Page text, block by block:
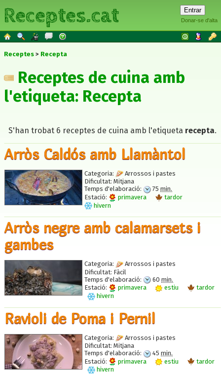
Donar-se d'alta
Receptes.cat
Receptes Recepta
Receptes de cuina amb
l'etiqueta: Recepta
S'han trobat 6 receptes de cuina amb l'etiqueta recepta.
Arròs Caldós amb Llamàntol
Categoria:
Arrossos i pastes
Dificultat: Mitjana
Temps d'elaboració:
75 min.
Estació:
primavera
tardor
hivern
Arròs negre amb calamarsets i
gambes
Categoria:
Arrossos i pastes
Dificultat: Fàcil
Temps d'elaboració:
60 min.
Estació:
primavera estiu
tardor
hivern
Ravioli de Poma i Pernil
Categoria:
Arrossos i pastes
Dificultat: Mitjana
Temps d'elaboració:
45 min.
Estació:
primavera estiu
tardor
hivern